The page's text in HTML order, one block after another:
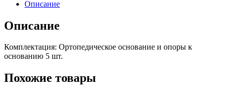
Описание
Описание
Комплектация: Ортопедическое основание и опоры к
основанию 5 шт.
Похожие товары